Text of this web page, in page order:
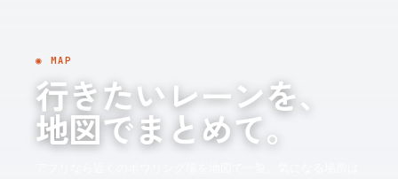
◉ MAP
行きたいレーンを、
地図でまとめて。